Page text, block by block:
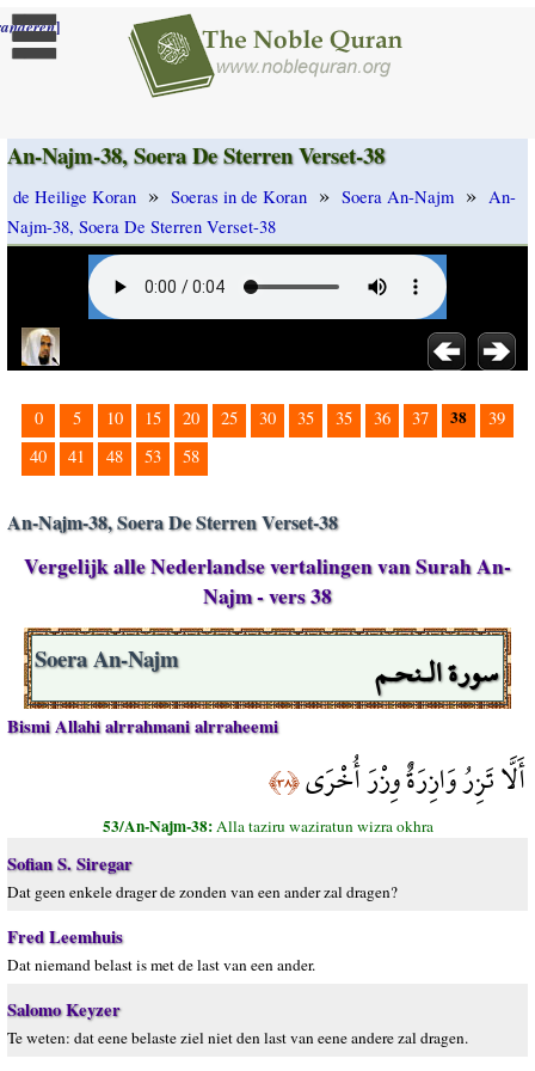
]
An-Najm-38, Soera De Sterren Verset-38
de Heilige Koran » Soeras in de Koran » Soera An-Najm » An-
Najm-38, Soera De Sterren Verset-38
0 5 10 15 20 25 30 35 35 36 37 38
39
40
41 48 53 58
An-Najm-38, Soera De Sterren Verset-38
Vergelijk alle Nederlandse vertalingen van Surah An-
Najm - vers 38
سورة الـنحـم Soera An-Najm
Bismi Allahi alrrahmani alrraheemi
أَلَّا تَزِرُ وَازِرَةٌ وِزْرَ أُخْرَى﴿٣٨﴾
53/An-Najm-38:Alla taziru waziratun wizra okhra
Sofian S. Siregar
Dat geen enkele drager de zonden van een ander zal dragen?
Fred Leemhuis
Dat niemand belast is met de last van een ander.
Salomo Keyzer
Te weten: dat eene belaste ziel niet den last van eene andere zal dragen.